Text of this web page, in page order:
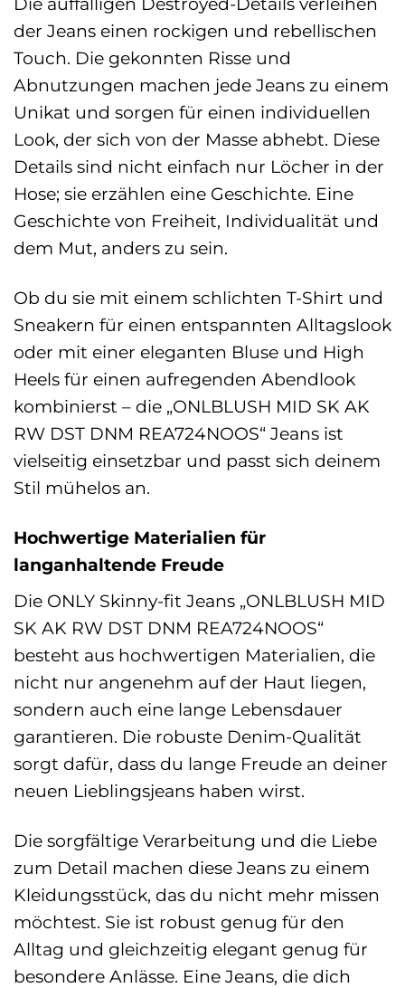
der Jeans einen rockigen und rebellischen
Touch. Die gekonnten Risse und
Abnutzungen machen jede Jeans zu einem
Unikat und sorgen für einen individuellen
Look, der sich von der Masse abhebt. Diese
Details sind nicht einfach nur Löcher in der
Hose; sie erzählen eine Geschichte. Eine
Geschichte von Freiheit, Individualität und
dem Mut, anders zu sein.
Ob du sie mit einem schlichten T-Shirt und
Sneakern für einen entspannten Alltagslook
oder mit einer eleganten Bluse und High
Heels für einen aufregenden Abendlook
kombinierst – die „ONLBLUSH MID SK AK
RW DST DNM REA724NOOS“ Jeans ist
vielseitig einsetzbar und passt sich deinem
Stil mühelos an.
Hochwertige Materialien für
langanhaltende Freude
Die ONLY Skinny-fit Jeans „ONLBLUSH MID
SK AK RW DST DNM REA724NOOS“
besteht aus hochwertigen Materialien, die
nicht nur angenehm auf der Haut liegen,
sondern auch eine lange Lebensdauer
garantieren. Die robuste Denim-Qualität
sorgt dafür, dass du lange Freude an deiner
neuen Lieblingsjeans haben wirst.
Die sorgfältige Verarbeitung und die Liebe
zum Detail machen diese Jeans zu einem
Kleidungsstück, das du nicht mehr missen
möchtest. Sie ist robust genug für den
Alltag und gleichzeitig elegant genug für
besondere Anlässe. Eine Jeans, die dich